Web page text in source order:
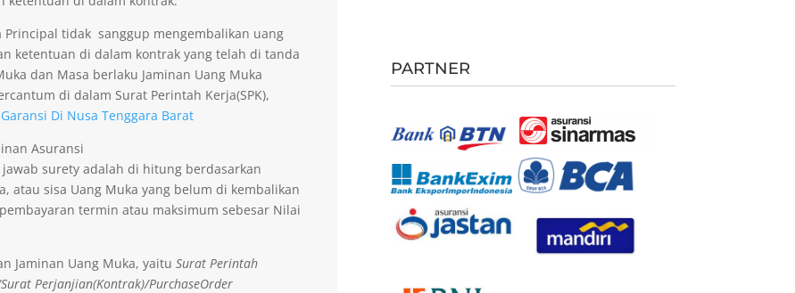
tidak sanggup mengembalikan uang
ketentuan di dalam kontrak yang telah di tanda
dan Masa berlaku Jaminan Uang Muka
di dalam Surat Perintah Kerja(SPK),
Di Nusa Tenggara Barat
Asuransi
surety adalah di hitung berdasarkan
atau sisa Uang Muka yang belum di kembalikan
termin atau maksimum sebesar Nilai
Jaminan Uang Muka, yaituSurat Perintah
Perjanjian(Kontrak)/PurchaseOrder
PARTNER